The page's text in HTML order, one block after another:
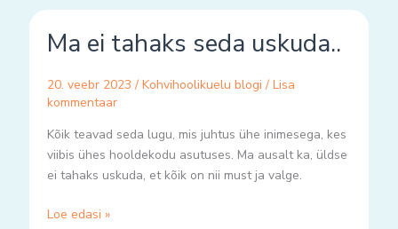
Ma ei tahaks seda uskuda..
20. veebr 2023 / Kohvihoolikuelu blogi / Lisa
kommentaar
Kõik teavad seda lugu, mis juhtus ühe inimesega, kes
viibis ühes hooldekodu asutuses. Ma ausalt ka, üldse
ei tahaks uskuda, et kõik on nii must ja valge.
ei
seda
uskuda..
Loe edasi »